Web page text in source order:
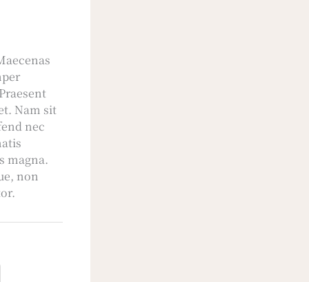
Nam sit
nec
magna.
non